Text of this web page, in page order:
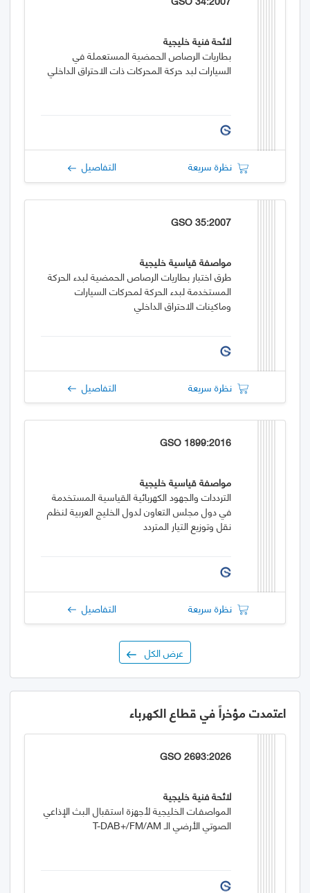
لائحة فنية خليجية
بطاريات الرصاص الحمضية المستعملة في
السيارات لبد حركة المحركات ذات الاحتراق الداخلي
نظرة سريعة التفاصيل
GSO 35:2007
مواصفة قياسية خليجية
طرق اختبار بطاريات الرصاص الحمضية لبدء الحركة
المستخدمة لبدء الحركة لمحركات السيارات
وماكينات الاحتراق الداخلي
نظرة سريعة التفاصيل
GSO 1899:2016
مواصفة قياسية خليجية
الترددات والجهود الكهربائية القياسية المستخدمة
في دول مجلس التعاون لدول الخليج العربية لنظم
نقل وتوزيع التيار المتردد
نظرة سريعة التفاصيل
عرض الكل
اعتمدت مؤخراً في قطاع الكهرباء
GSO 2693:2026
لائحة فنية خليجية
المواصفـات الخليجية لأجهزة استقبال البث الإذاعي
الصوتي الأرضي الـ T-DAB+/FM/AM